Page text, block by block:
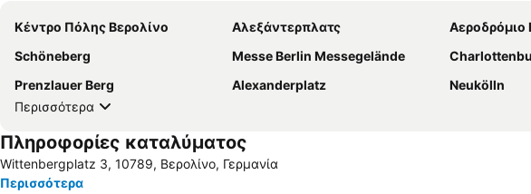
Κέντρο Πόλης Βερολίνο Αλεξάντερπλατς Αεροδρόμιο
Schöneberg
Messe Berlin Messegelände
Prenzlauer Berg
Alexanderplatz Neukölln
Περισσότερα
Πληροφορίες καταλύματος
Wittenbergplatz 3, 10789, Βερολίνο, Γερμανία
Περισσότερα